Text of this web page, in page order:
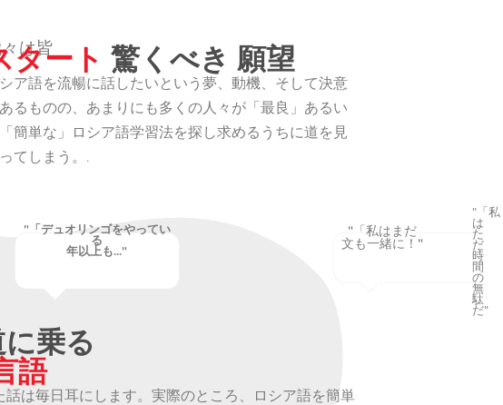
は皆
タート 驚くべき 願望
ア語を流暢に話したいという夢、動機、そして決意
るものの、あまりにも多くの人々が「最良」あるい
簡単な」ロシア語学習法を探し求めるうちに道を見
てしまう。.
"「デュオリンゴをやってい
る
年以上も..."
"「私はまだ
文も一緒に！"
"「私
は
た
だ
時
間
の
無
駄
だ"
乗る
語
話は毎日耳にします。実際のところ、ロシア語を簡単